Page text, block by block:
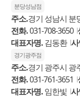
분당성남점
주소.경기 성남시 분
전화.031-708-3650
대표자명.김동환
경기광주점
주소.경기 광주시 광
전화.031-761-3651
대표자명.임한빛